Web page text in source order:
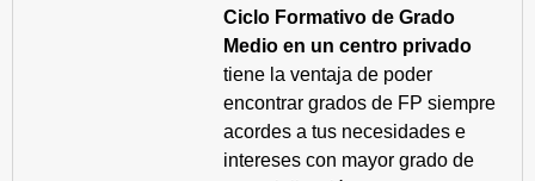
Ciclo Formativo de Grado
Medio en un centro privado
tiene la ventaja de poder
encontrar grados de FP siempre
acordes a tus necesidades e
intereses con mayor grado de